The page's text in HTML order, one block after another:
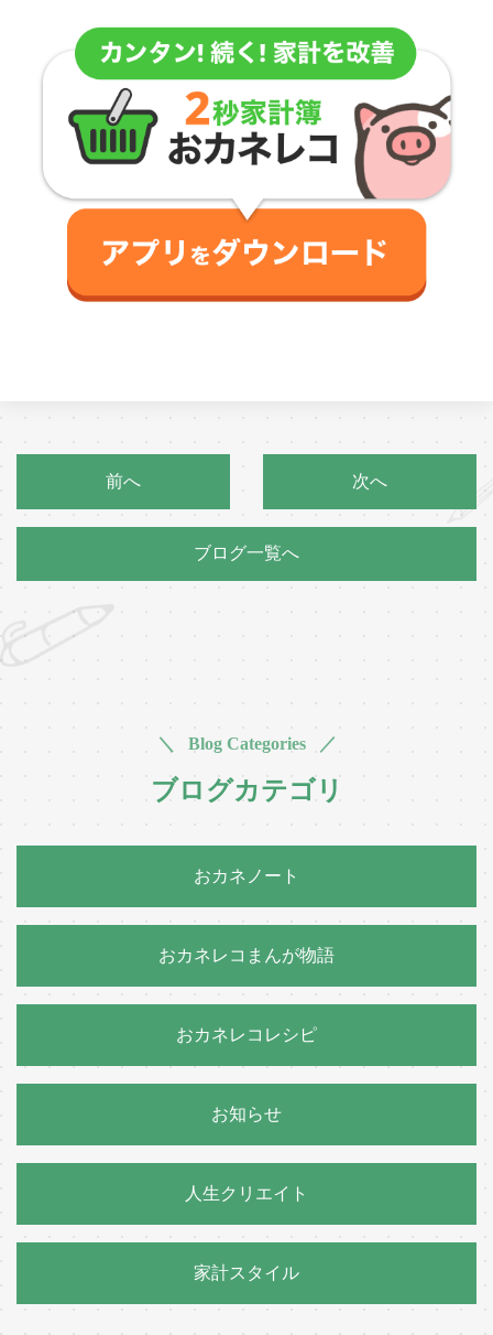
前へ 次へ
ブログ一覧へ
＼ Blog Categories ／
ブログカテゴリ
おカネノート
おカネレコまんが物語
おカネレコレシピ
お知らせ
人生クリエイト
家計スタイル